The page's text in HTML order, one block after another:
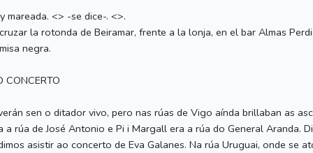
mareada. <> -se dice-. <>.
la rotonda de Beiramar, frente a la lonja, en el bar Almas
negra.
CONCERTO
sen o ditador vivo, pero nas rúas de Vigo aínda brillaban as
a rúa de José Antonio e Pi i Margall era a rúa do General
asistir ao concerto de Eva Galanes. Na rúa Uruguai, onde se